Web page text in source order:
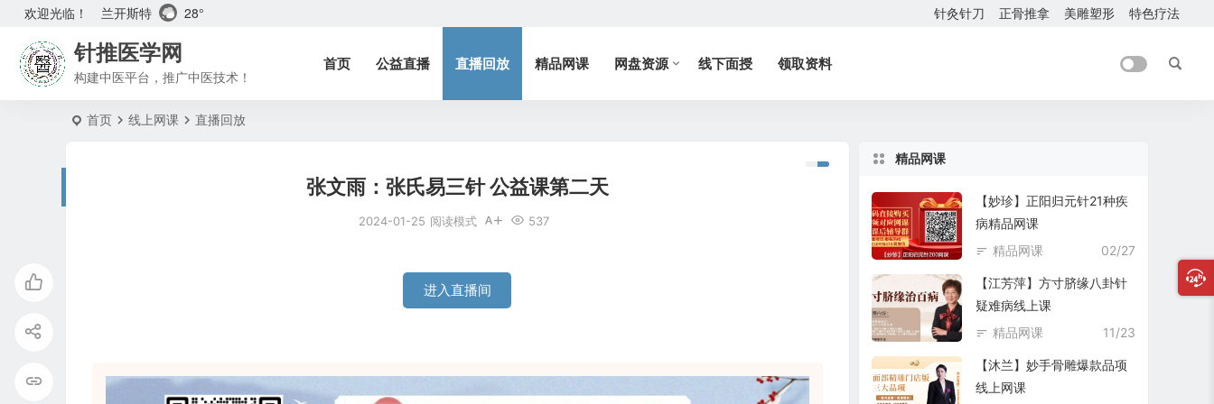
欢迎光临！ 兰开斯特 28° 针灸针刀 正骨推拿 美雕塑形 特色疗法
针推医学网
构建中医平台，推广中医技术！
首页 公益直播 直播回放 精品网课 网盘资源 线下面授 领取资料
首页 线上网课 直播回放
张文雨：张氏易三针 公益课第二天
2024-01-25 537
阅读模式
进入直播间
精品网课
【妙珍】正阳归元针21种疾
病精品网课
02/27
精品网课
【江芳萍】方寸脐缘八卦针
疑难病线上课
11/23
精品网课
【沐兰】妙手骨雕爆款品项
线上网课